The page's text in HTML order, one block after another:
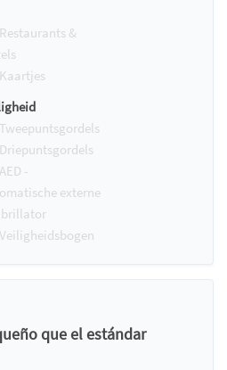
Restaurants &
Kaartjes
Tweepuntsgordels
Driepuntsgordels
AED -
externe
Veiligheidsbogen
que el estándar